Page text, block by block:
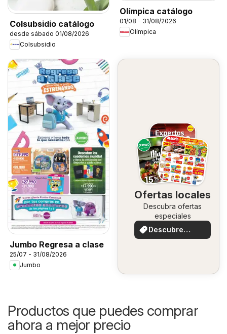
Colsubsidio catálogo
desde sábado 01/08/2026
Colsubsidio
Olímpica catálogo
01/08 - 31/08/2026
Olímpica
Jumbo Regresa a clase
25/07 - 31/08/2026
Jumbo
Ofertas locales
Descubra ofertas
especiales
Descubre
ofertas
Productos que puedes comprar
ahora a mejor precio